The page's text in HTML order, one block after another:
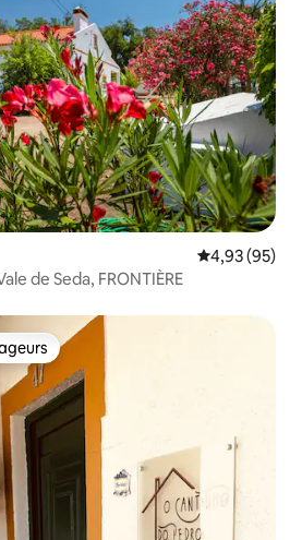
Évaluation
4,93 (95)
de Seda, FRONTIÈRE
les plus appréciés